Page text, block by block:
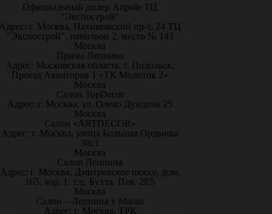
Официальный дилер Artpole ТЦ
"Экспострой"
г. Москва, Нахимовский пр-т, 24 ТЦ
"Экспострой", павильон 2, место № 143
Москва
Прима Лепнина
Адрес: Московская область, г. Подольск,
Проезд Авиаторов 1 «ТК Молоток 2»
Москва
Салон TopDecor
Адрес: г. Москва, ул. Олеко Дундича 25
Москва
Салон «ARTDECOR»
Адрес: г. Москва, улица Большая Ордынка
38с1
Москва
Салон Лепнина
Адрес: г. Москва, Дмитровское шоссе, дом.
165, кор. 1, т.ц. Бухта, Пав. 2Е5
Москва
Салон – Лепнина у Милы
Адрес: г. Москва, ТРК